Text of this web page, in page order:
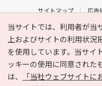
当サイトでは、利用者が当
上およびサイトの利用状況
を使用しています。当サイ
ッキーの使用に同意された
は、
「当社ウェブサイト
サイトマップ
広告
サイトの内容